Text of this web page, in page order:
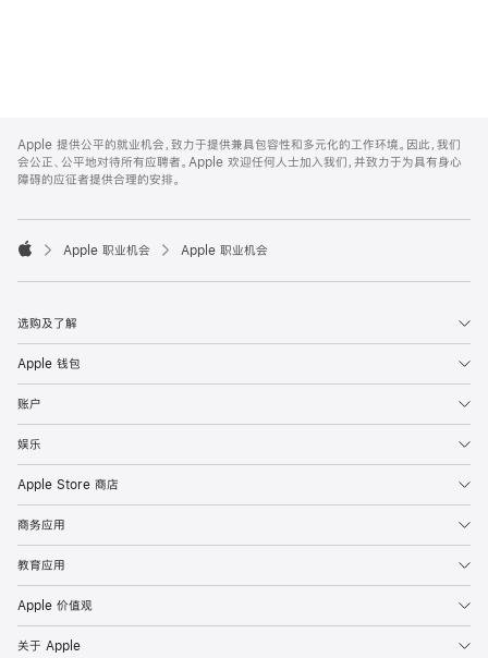
Footer
Apple 提供公平的就业机会，致力于提供兼具包容性和多元化的工作环境。因此，我们
会公正、公平地对待所有应聘者。Apple 欢迎任何人士加入我们，并致力于为具有身心
障碍的应征者提供合理的安排。

Apple 职业机会 Apple 职业机会
选购及了解
Apple 钱包
账户
娱乐
Apple Store 商店
商务应用
教育应用
Apple 价值观
关于 Apple